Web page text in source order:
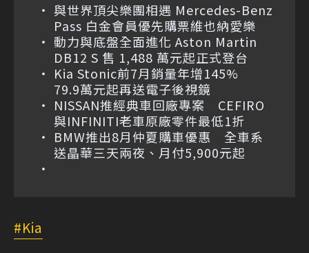
與世界頂尖樂團相遇 Mercedes-Benz
Pass 白金會員優先購票維也納愛樂
動力與底盤全面進化 Aston Martin
DB12 S 售 1,488 萬元起正式登台
Kia Stonic前7月銷量年增145%
79.9萬元起再送電子後視鏡
NISSAN推經典車回廠專案 CEFIRO
與INFINITI老車原廠零件最低1折
BMW推出8月仲夏購車優惠 全車系
送晶華三天兩夜、月付5,900元起
Kia